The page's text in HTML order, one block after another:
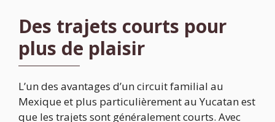
Des trajets courts pour
plus de plaisir
L’un des avantages d’un circuit familial au
Mexique et plus particulièrement au Yucatan est
que les trajets sont généralement courts. Avec